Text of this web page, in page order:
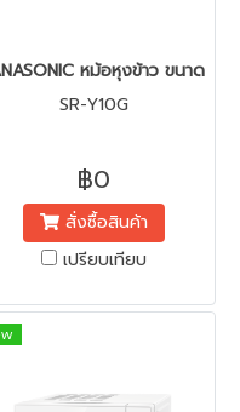
ร พร้อมฝาหม้อสแตนเลส รุ่น
หม้อหุงข้าว ขนาด
SR-Y10G
฿0
สั่งซื้อสินค้า
เปรียบเทียบ